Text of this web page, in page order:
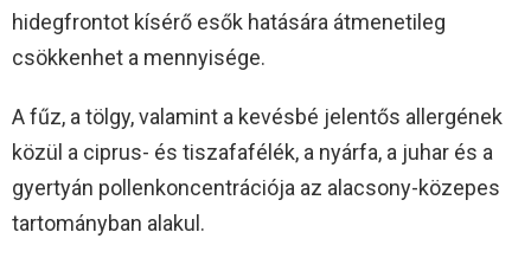
hidegfrontot kísérő esők hatására átmenetileg
csökkenhet a mennyisége.
A fűz, a tölgy, valamint a kevésbé jelentős allergének
közül a ciprus- és tiszafafélék, a nyárfa, a juhar és a
gyertyán pollenkoncentrációja az alacsony-közepes
tartományban alakul.